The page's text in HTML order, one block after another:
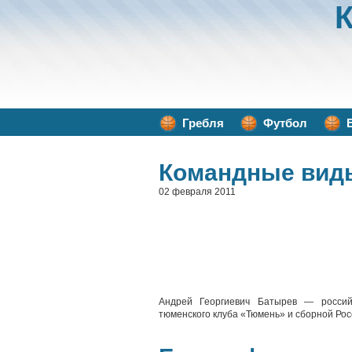
Гребля Футбол
Командные
02 февраля 2011
Андрей Георгиевич Батырев —
тюменского клуба «Тюмень» и сборной